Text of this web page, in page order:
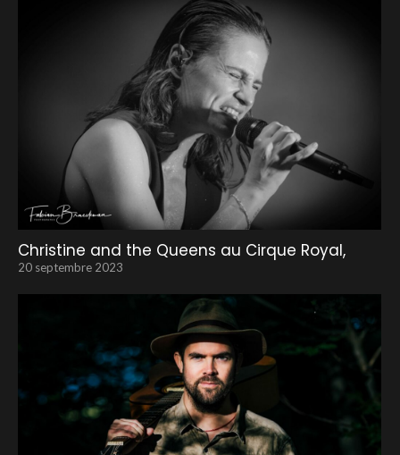
Christine and the Queens au Cirque Royal,
20 septembre 2023